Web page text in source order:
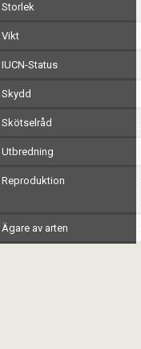
Storlek
Vikt
IUCN-Status
Skydd
Skötselråd
Utbredning
Reproduktion
Ägare av arten